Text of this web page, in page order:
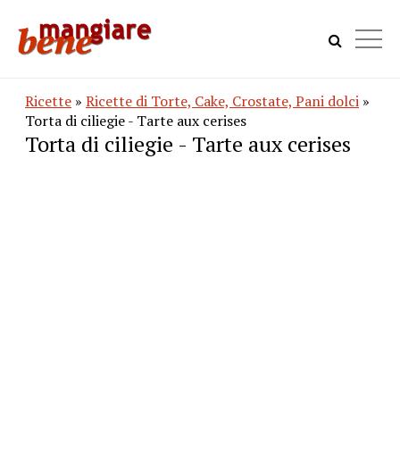
Ricette » Ricette di Torte, Cake, Crostate, Pani dolci »
Torta di ciliegie - Tarte aux cerises
Torta di ciliegie - Tarte aux cerises